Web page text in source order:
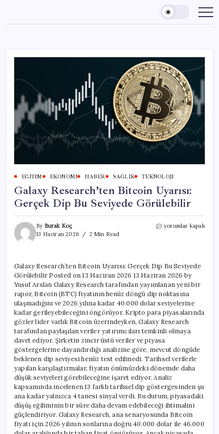
content
EĞITIM EKONOMI HABER SAĞLIK TEKNOLOJI
Galaxy Research’ten Bitcoin Uyarısı:
Gerçek Dip Bu Seviyede Görülebilir
By Burak Koç
13 Haziran 2026
2 Min Read
Galaxy
Dip
Bu
Seviyede
Görülebilir
için
yorumlar kapalı
Galaxy Research’ten Bitcoin Uyarısı: Gerçek Dip Bu Seviyede
Görülebilir Posted on 13 Haziran 2026 13 Haziran 2026 by
Yusuf Arslan Galaxy Research tarafından yayımlanan yeni bir
rapor, Bitcoin (BTC) fiyatının henüz döngü dip noktasına
ulaşmadığını ve 2026 yılına kadar 40.000 dolar seviyelerine
kadar gerileyebileceğini öngörüyor. Kripto para piyasalarında
gözler lider varlık Bitcoin üzerindeyken, Galaxy Research
tarafından paylaşılan veriler yatırımcıları temkinli olmaya
davet ediyor. Şirketin zincir üstü veriler ve piyasa
göstergelerine dayandırdığı analizine göre, mevcut döngüde
beklenen dip seviyesi henüz test edilmedi. Tarihsel verilerle
yapılan karşılaştırmalar, fiyatın önümüzdeki dönemde daha
düşük seviyeleri görebileceğine işaret ediyor. Analiz
kapsamında incelenen 13 farklı tarihsel dip göstergesinden şu
ana kadar yalnızca 4 tanesi sinyal verdi. Bu durum, piyasadaki
düşüş eğiliminin bir süre daha devam edebileceği ihtimalini
güçlendiriyor. Galaxy Research, ana senaryosunda Bitcoin
fiyatı için 2026 yılının sonlarına doğru 40.000 dolar ile 46.000